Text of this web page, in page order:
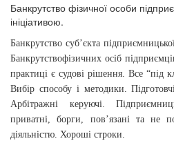
Банкрутство фізичної особи
ініціативою.
Банкрутство суб’єкта
Банкрутствофізичних осіб
практиці є судові рішення. Все “під
Вибір способу і методики.
Арбітражні керуючі.
приватні, борги, пов’язані та не
діяльністю. Хороші строки.